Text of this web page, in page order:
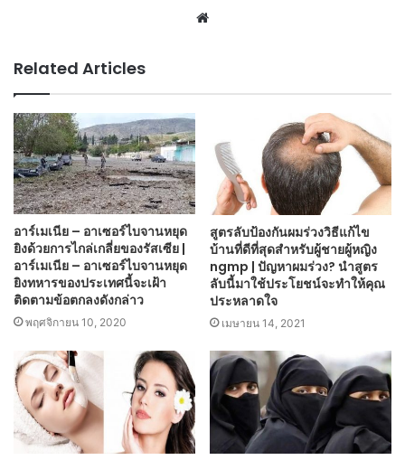
Website
Related Articles
อาร์เมเนีย – อาเซอร์ไบจานหยุด
ยิงด้วยการไกล่เกลี่ยของรัสเซีย |
อาร์เมเนีย – อาเซอร์ไบจานหยุด
ยิงทหารของประเทศนี้จะเฝ้า
ติดตามข้อตกลงดังกล่าว
พฤศจิกายน 10, 2020
สูตรลับป้องกันผมร่วงวิธีแก้ไข
บ้านที่ดีที่สุดสำหรับผู้ชายผู้หญิง
ngmp | ปัญหาผมร่วง? นำสูตร
ลับนี้มาใช้ประโยชน์จะทำให้คุณ
ประหลาดใจ
เมษายน 14, 2021